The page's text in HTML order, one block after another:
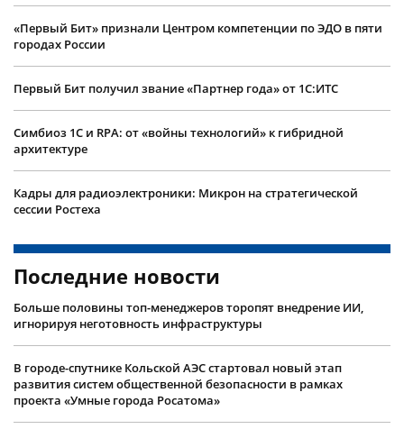
«Первый Бит» признали Центром компетенции по ЭДО в пяти
городах России
Первый Бит получил звание «Партнер года» от 1С:ИТС
Симбиоз 1С и RPA: от «войны технологий» к гибридной
архитектуре
Кадры для радиоэлектроники: Микрон на стратегической
сессии Ростеха
Последние новости
Больше половины топ-менеджеров торопят внедрение ИИ,
игнорируя неготовность инфраструктуры
В городе-спутнике Кольской АЭС стартовал новый этап
развития систем общественной безопасности в рамках
проекта «Умные города Росатома»